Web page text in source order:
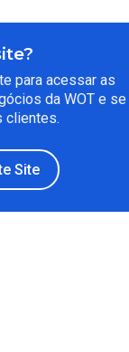
para acessar as
da WOT e se
clientes.
Site